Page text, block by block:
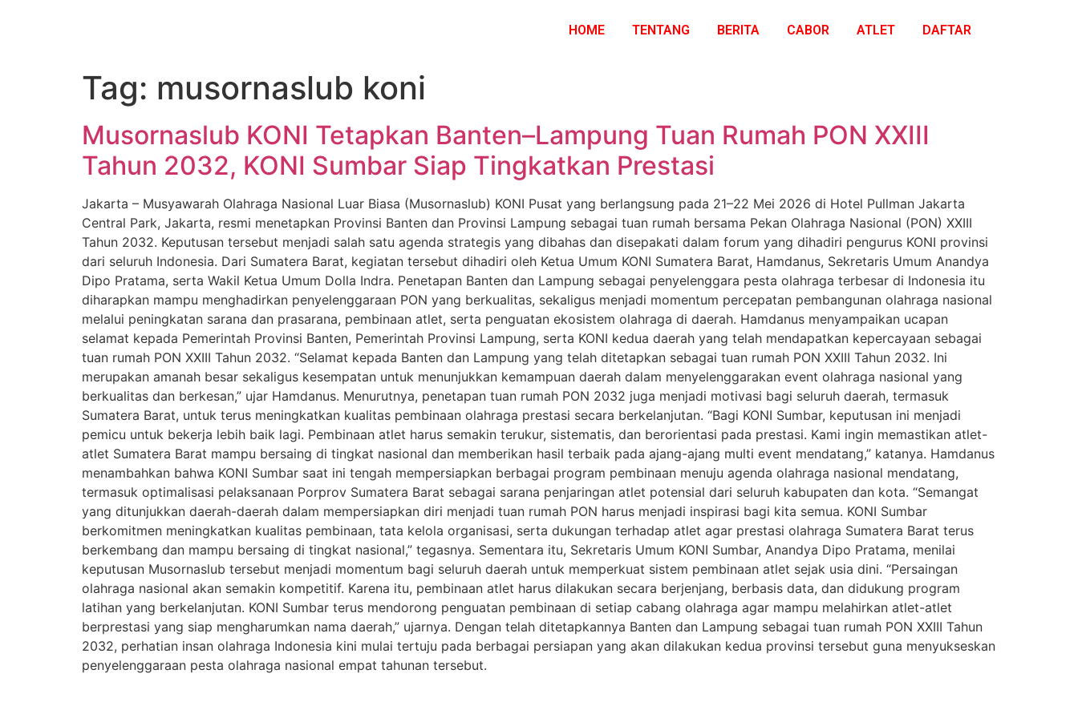
HOME TENTANG BERITA CABOR ATLET DAFTAR
Tag: musornaslub koni
Musornaslub KONI Tetapkan Banten–Lampung Tuan Rumah PON XXIII
Tahun 2032, KONI Sumbar Siap Tingkatkan Prestasi
Jakarta – Musyawarah Olahraga Nasional Luar Biasa (Musornaslub) KONI Pusat yang berlangsung pada 21–22 Mei 2026 di Hotel Pullman Jakarta
Central Park, Jakarta, resmi menetapkan Provinsi Banten dan Provinsi Lampung sebagai tuan rumah bersama Pekan Olahraga Nasional (PON) XXIII
Tahun 2032. Keputusan tersebut menjadi salah satu agenda strategis yang dibahas dan disepakati dalam forum yang dihadiri pengurus KONI provinsi
dari seluruh Indonesia. Dari Sumatera Barat, kegiatan tersebut dihadiri oleh Ketua Umum KONI Sumatera Barat, Hamdanus, Sekretaris Umum Anandya
Dipo Pratama, serta Wakil Ketua Umum Dolla Indra. Penetapan Banten dan Lampung sebagai penyelenggara pesta olahraga terbesar di Indonesia itu
diharapkan mampu menghadirkan penyelenggaraan PON yang berkualitas, sekaligus menjadi momentum percepatan pembangunan olahraga nasional
melalui peningkatan sarana dan prasarana, pembinaan atlet, serta penguatan ekosistem olahraga di daerah. Hamdanus menyampaikan ucapan
selamat kepada Pemerintah Provinsi Banten, Pemerintah Provinsi Lampung, serta KONI kedua daerah yang telah mendapatkan kepercayaan sebagai
tuan rumah PON XXIII Tahun 2032. “Selamat kepada Banten dan Lampung yang telah ditetapkan sebagai tuan rumah PON XXIII Tahun 2032. Ini
merupakan amanah besar sekaligus kesempatan untuk menunjukkan kemampuan daerah dalam menyelenggarakan event olahraga nasional yang
berkualitas dan berkesan,” ujar Hamdanus. Menurutnya, penetapan tuan rumah PON 2032 juga menjadi motivasi bagi seluruh daerah, termasuk
Sumatera Barat, untuk terus meningkatkan kualitas pembinaan olahraga prestasi secara berkelanjutan. “Bagi KONI Sumbar, keputusan ini menjadi
pemicu untuk bekerja lebih baik lagi. Pembinaan atlet harus semakin terukur, sistematis, dan berorientasi pada prestasi. Kami ingin memastikan atlet-
atlet Sumatera Barat mampu bersaing di tingkat nasional dan memberikan hasil terbaik pada ajang-ajang multi event mendatang,” katanya. Hamdanus
menambahkan bahwa KONI Sumbar saat ini tengah mempersiapkan berbagai program pembinaan menuju agenda olahraga nasional mendatang,
termasuk optimalisasi pelaksanaan Porprov Sumatera Barat sebagai sarana penjaringan atlet potensial dari seluruh kabupaten dan kota. “Semangat
yang ditunjukkan daerah-daerah dalam mempersiapkan diri menjadi tuan rumah PON harus menjadi inspirasi bagi kita semua. KONI Sumbar
berkomitmen meningkatkan kualitas pembinaan, tata kelola organisasi, serta dukungan terhadap atlet agar prestasi olahraga Sumatera Barat terus
berkembang dan mampu bersaing di tingkat nasional,” tegasnya. Sementara itu, Sekretaris Umum KONI Sumbar, Anandya Dipo Pratama, menilai
keputusan Musornaslub tersebut menjadi momentum bagi seluruh daerah untuk memperkuat sistem pembinaan atlet sejak usia dini. “Persaingan
olahraga nasional akan semakin kompetitif. Karena itu, pembinaan atlet harus dilakukan secara berjenjang, berbasis data, dan didukung program
latihan yang berkelanjutan. KONI Sumbar terus mendorong penguatan pembinaan di setiap cabang olahraga agar mampu melahirkan atlet-atlet
berprestasi yang siap mengharumkan nama daerah,” ujarnya. Dengan telah ditetapkannya Banten dan Lampung sebagai tuan rumah PON XXIII Tahun
2032, perhatian insan olahraga Indonesia kini mulai tertuju pada berbagai persiapan yang akan dilakukan kedua provinsi tersebut guna menyukseskan
penyelenggaraan pesta olahraga nasional empat tahunan tersebut.